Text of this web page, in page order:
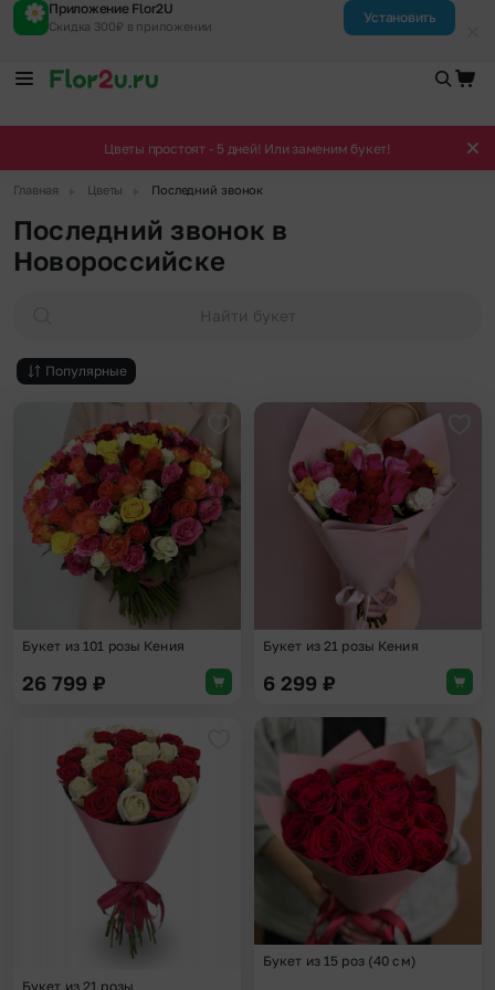
Приложение Flor2U
Скидка 300₽ в приложении
Установить
Цветы простоят - 5 дней! Или заменим букет!
Главная Цветы Последний звонок
Последний звонок в
Новороссийске
Найти букет
Популярные
Добавить в избранное
Букет из 101 розы Кения
26 799 ₽
Букет из 21 розы Кения
6 299 ₽
Добавить в избранное
Букет из 21 розы
Букет из 15 роз (40 см)